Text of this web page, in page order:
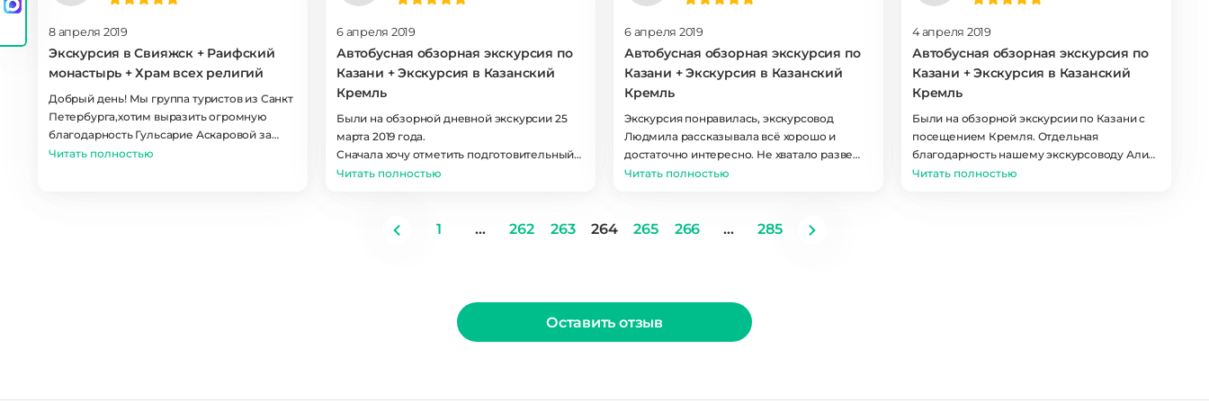
запоминающимся, вернулся с морем
8 апреля 2019
Экскурсия в Свияжск + Раифский
монастырь + Храм всех религий
Добрый день! Мы группа туристов из Санкт
Петербурга,хотим выразить огромную
благодарность Гульсарие Аскаровой за
великолепную экскурсию в Свияжск.Это
Читать полностью
6 апреля 2019
Автобусная обзорная экскурсия по
Казани + Экскурсия в Казанский
Кремль
Были на обзорной дневной экскурсии 25
марта 2019 года.
Сначала хочу отметить подготовительный
этап к экскурсии. Перед поездкой в Казань
когда, где в какие даты, по каким
понравилось, что пришли несколько
оповещений о заказе на телефон и
Читать полностью
6 апреля 2019
Автобусная обзорная экскурсия по
Казани + Экскурсия в Казанский
Кремль
Экскурсия понравилась, экскурсовод
Людмила рассказывала всё хорошо и
достаточно интересно. Не хватало разве
только яркого внешнего вида, чтобы
Читать полностью
4 апреля 2019
Автобусная обзорная экскурсия по
Казани + Экскурсия в Казанский
Кремль
Были на обзорной экскурсии по Казани с
посещением Кремля. Отдельная
благодарность нашему экскурсоводу Алие
Финкер, получили огромное удовольствие
Читать полностью
1 ... 262 263 264 265 266 ... 285
Оставить отзыв